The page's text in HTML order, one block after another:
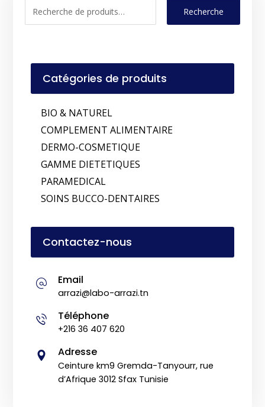
Recherche
Catégories de produits
BIO & NATUREL
COMPLEMENT ALIMENTAIRE
DERMO-COSMETIQUE
GAMME DIETETIQUES
PARAMEDICAL
SOINS BUCCO-DENTAIRES
Contactez-nous
Email
arrazi@labo-arrazi.tn
Téléphone
+216 36 407 620
Adresse
Ceinture km9 Gremda-Tanyourr, rue
d’Afrique 3012 Sfax Tunisie